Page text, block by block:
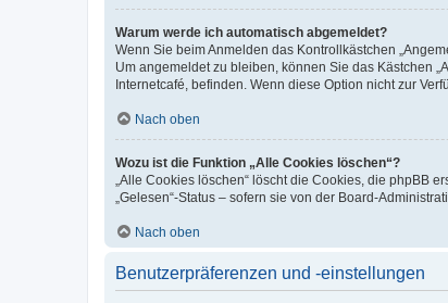
Warum werde ich automatisch abgemeldet?
Wenn Sie beim Anmelden das Kontrollkästchen
Um angemeldet zu bleiben, können Sie das Kästchen
Internetcafé, befinden. Wenn diese Option nicht zur
Nach oben
Wozu ist die Funktion „Alle Cookies löschen“?
„Alle Cookies löschen“ löscht die Cookies, die phpBB
„Gelesen“-Status – sofern sie von der Board-
Nach oben
Benutzerpräferenzen und -einstellungen